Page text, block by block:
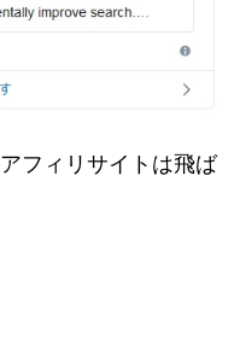
フィリサイトは飛ば